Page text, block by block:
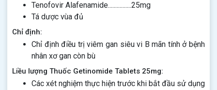
Tenofovir Alafenamide................25mg
Tá dược vùa đủ
Chỉ định:
Chỉ định điều trị viêm gan siêu vi B mãn tính ở bệnh
nhân xơ gan còn bù
Liều lượng Thuốc Getinomide Tablets 25mg:
Các xét nghiệm thực hiện trước khi bắt đầu sử dụng